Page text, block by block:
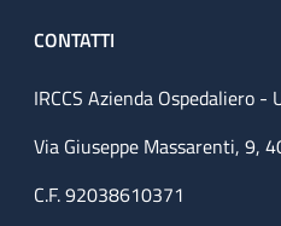
CONTATTI
IRCCS Azienda Ospedaliero
Via Giuseppe Massarenti, 9,
C.F. 92038610371